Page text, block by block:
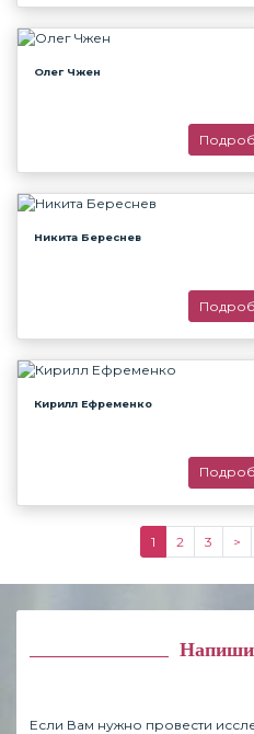
Олег Чжен
Никита Береснев
Кирилл Ефременко
1 2 3 >
Если Вам нужно провести